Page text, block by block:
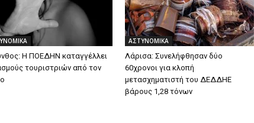
Η ΠΟΕΔΗΝ καταγγέλλει
τουριστριών από τον
ΑΣΤΥΝΟΜΙΚΑ
Λάρισα: Συνελήφθησαν δύο
60χρονοι για κλοπή
μετασχηματιστή του ΔΕΔΔΗΕ
βάρους 1,28 τόνων